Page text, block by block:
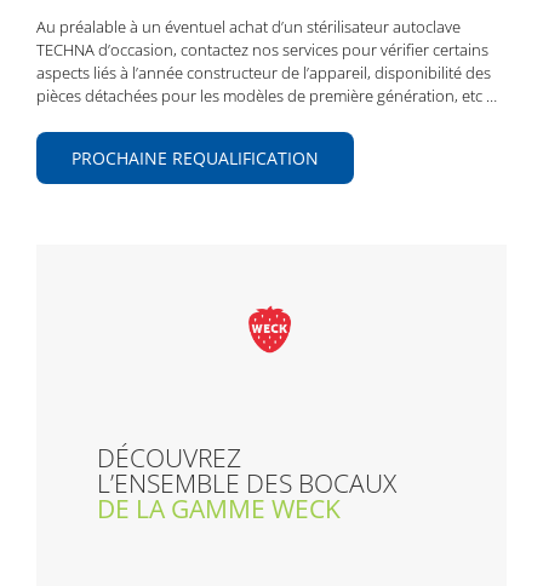
Au préalable à un éventuel achat d’un stérilisateur autoclave
TECHNA d’occasion, contactez nos services pour vérifier certains
aspects liés à l’année constructeur de l’appareil, disponibilité des
pièces détachées pour les modèles de première génération, etc …
PROCHAINE REQUALIFICATION
DÉCOUVREZ
L’ENSEMBLE DES BOCAUX
DE LA GAMME WECK